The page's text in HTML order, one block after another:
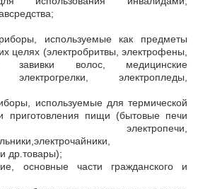
используемые как предметы
целях (электробритвы, электрофены,
завивки волос, медицинские
электрогрелки, электропледы,
используемые для термической
приготовления пищи (бытовые печи
др.товары);
основные части гражданского и